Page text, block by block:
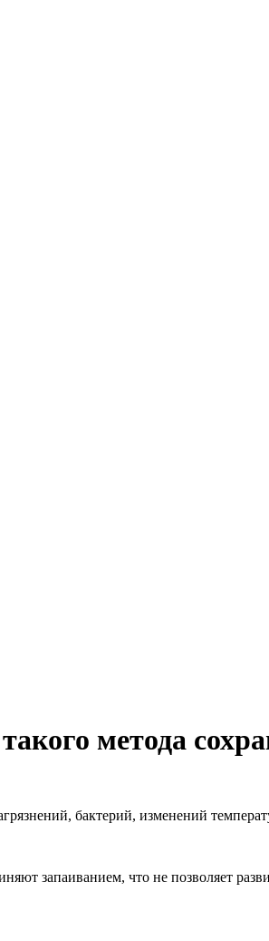
метода
бактерий, изменений
запаиванием, что не позволяет